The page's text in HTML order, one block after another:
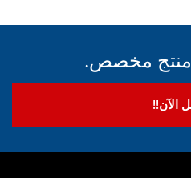
منتج مخصص.
الآن!!